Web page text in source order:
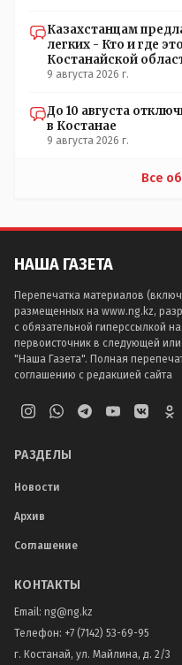
нашему населению.
контракты по КТК и тут
нибудь айран или катык
происки китая или
партнер
Казахстанцам
легких - Кто и где
Костанайской
9 августа 2026 г.
До 10 августа
в Костанае
9 августа 2026 г.
Все
НАША ГАЗЕТА
Перепечатка материалов
размещенных на www.ng.kz,
с обязательной гиперссылкой
первоисточник в следующей
"Наша Газета". Полная
соглашению с редакцией сайта
РАЗДЕЛЫ
Новости
Архив
Соглашение
КОНТАКТЫ
Email: ng@ng.kz
Телефон: +7 (7142) 53-69-95
г. Костанай, ул. Майлина, д. 2/3